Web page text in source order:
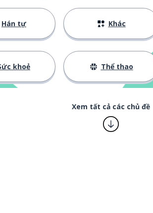
Hán tự Khác
khoẻ Thể thao
Xem tất cả các chủ đề